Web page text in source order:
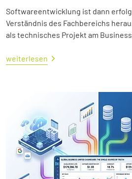
Softwareentwicklung ist dann
Verständnis des Fachbereichs
als technisches Projekt am
weiterlesen